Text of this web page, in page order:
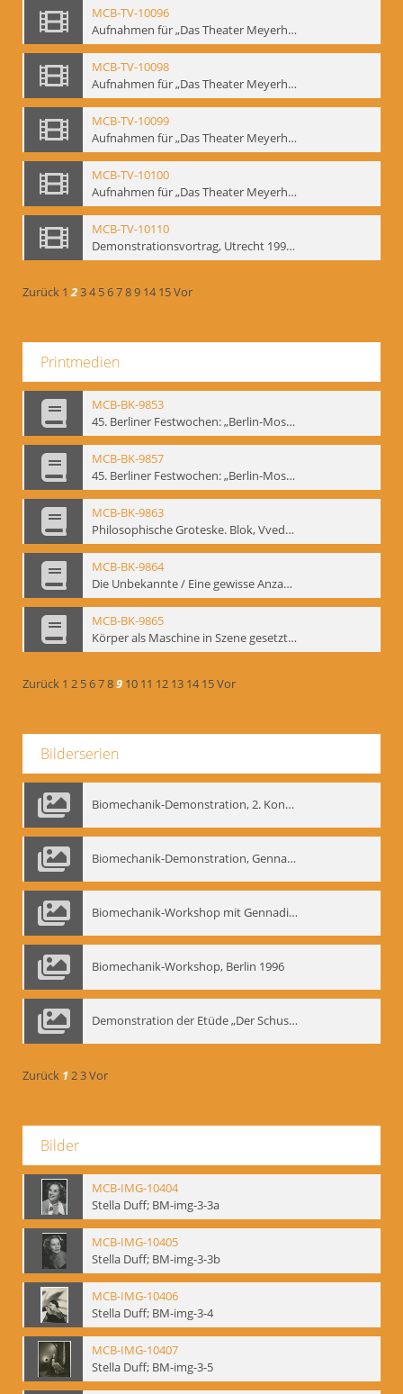
MCB-TV-10096
Aufnahmen für „Das Theater Meyerholds und die Biomechanik“ (6). Biomechanische Grundelemente und szenische Umsetzung, Ausschnitt 2 - Interne Signatur: BM-vid-6_A2
MCB-TV-10098
Aufnahmen für „Das Theater Meyerholds und die Biomechanik“ (7). Biomechanische Etüden – Detailstudien, Ausschnitt 1 - Interne Signatur: BM-vid-7_A1
MCB-TV-10099
Aufnahmen für „Das Theater Meyerholds und die Biomechanik“ (7). Biomechanische Etüden – Detailstudien, Ausschnitt 2 - Interne Signatur: BM-vid-7_A2
MCB-TV-10100
Aufnahmen für „Das Theater Meyerholds und die Biomechanik“ (7). Biomechanische Etüden – Detailstudien, Ausschnitt 3 - Interne Signatur: BM-vid-7_A3
MCB-TV-10110
Demonstrationsvortrag, Utrecht 1991 (1) - Interne Signatur: BM-vid-17
Zurück 1 234 56789 14 15Vor
Printmedien
MCB-BK-9853
45. Berliner Festwochen: „Berlin-Moskau. Moskau-Berlin 1900-1950“, Berlin 1995 - interne Signatur: BM-prt-59-1
MCB-BK-9857
45. Berliner Festwochen: „Berlin-Moskau. Moskau-Berlin 1900-1950“, Berlin 1995 - interne Signatur: BM-prt-59-5
MCB-BK-9863
Philosophische Groteske. Blok, Vvedenskij und Meyerhold im bat Studiotheater - interne Signatur: BM-prt-60
MCB-BK-9864
Die Unbekannte / Eine gewisse Anzahl Gespräche - interne Signatur: BM-prt-61
MCB-BK-9865
Körper als Maschine in Szene gesetzt. „bat“-Studiotheater mit Neuinszenierungen - interne Signatur: BM-prt-62
Zurück 1 2 56789 10 11 12 13 14 15Vor
Bilderserien
Biomechanik-Demonstration, 2. Kongress der EMF, Mai 1995
Biomechanik-Demonstration, Gennadij Bogdanow im Berliner Ensemble, 04.10.1991
Biomechanik-Workshop mit Gennadij Nikolajewitsch Bogdanow im Mime Centrum Berlin, 1991
Biomechanik-Workshop, Berlin 1996
Demonstration der Etüde „Der Schuss mit dem Bogen“ durch Gennadij Nikolajewitsch Bogdanow, Berlin 1991
Zurück 123Vor
Bilder
MCB-IMG-10404
Stella Duff; BM-img-3-3a
MCB-IMG-10405
Stella Duff; BM-img-3-3b
MCB-IMG-10406
Stella Duff; BM-img-3-4
MCB-IMG-10407
Stella Duff; BM-img-3-5